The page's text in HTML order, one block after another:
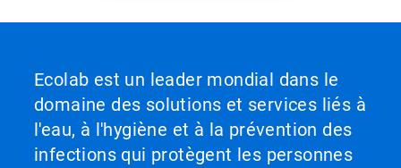
Ecolab est un leader mondial dans le
domaine des solutions et services liés à
l'eau, à l'hygiène et à la prévention des
infections qui protègent les personnes